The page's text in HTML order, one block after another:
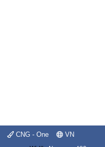
CNG - One VN